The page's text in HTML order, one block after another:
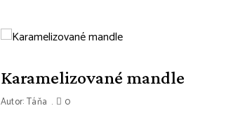
Karamelizované mandle
Autor:Táňa 0